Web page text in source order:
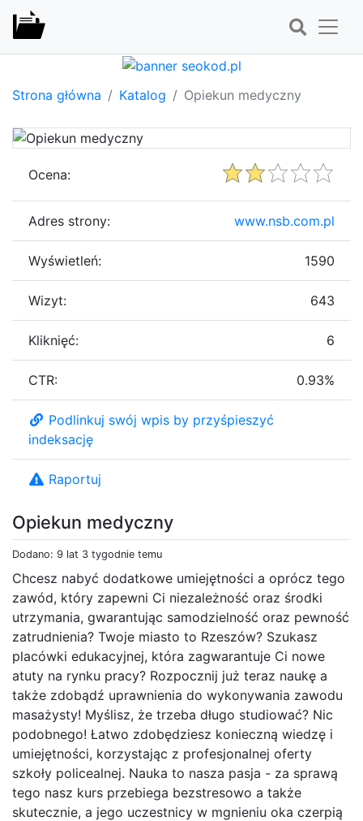
Strona główna Katalog Opiekun medyczny
Opiekun medyczny
Dodano: 9 lat 3 tygodnie temu
Chcesz nabyć dodatkowe umiejętności a oprócz tego
zawód, który zapewni Ci niezależność oraz środki
utrzymania, gwarantując samodzielność oraz pewność
zatrudnienia? Twoje miasto to Rzeszów? Szukasz
placówki edukacyjnej, która zagwarantuje Ci nowe
atuty na rynku pracy? Rozpocznij już teraz naukę a
także zdobądź uprawnienia do wykonywania zawodu
masażysty! Myślisz, że trzeba długo studiować? Nic
podobnego! Łatwo zdobędziesz konieczną wiedzę i
umiejętności, korzystając z profesjonalnej oferty
szkoły policealnej. Nauka to nasza pasja - za sprawą
tego nasz kurs przebiega bezstresowo a także
skutecznie, a jego uczestnicy w mgnieniu oka czerpią
Ocena:
Adres strony: www.nsb.com.pl
Wyświetleń: 1590
Wizyt: 643
Kliknięć: 6
CTR: 0.93%
Podlinkuj swój wpis by przyśpieszyć
indeksację
Raportuj